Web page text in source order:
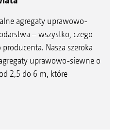
agregaty uprawowo-
– wszystko, czego
Nasza szeroka
uprawowo-siewne o
2,5 do 6 m, które